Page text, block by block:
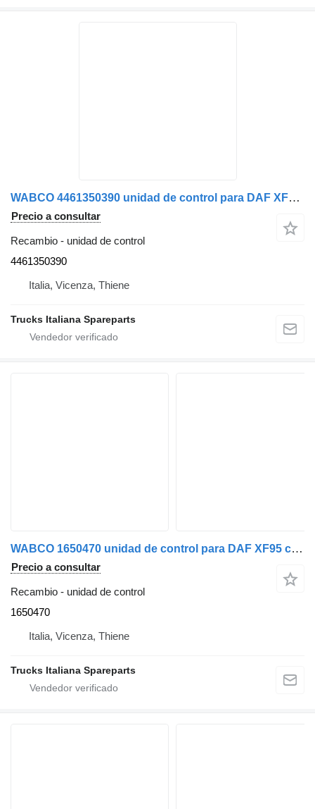
WABCO 4461350390 unidad de control para DAF XF95 camión
Precio a consultar
Recambio - unidad de control
4461350390
Italia, Vicenza, Thiene
Trucks Italiana Spareparts
WABCO 1650470 unidad de control para DAF XF95 camión
Precio a consultar
Recambio - unidad de control
1650470
Italia, Vicenza, Thiene
Trucks Italiana Spareparts